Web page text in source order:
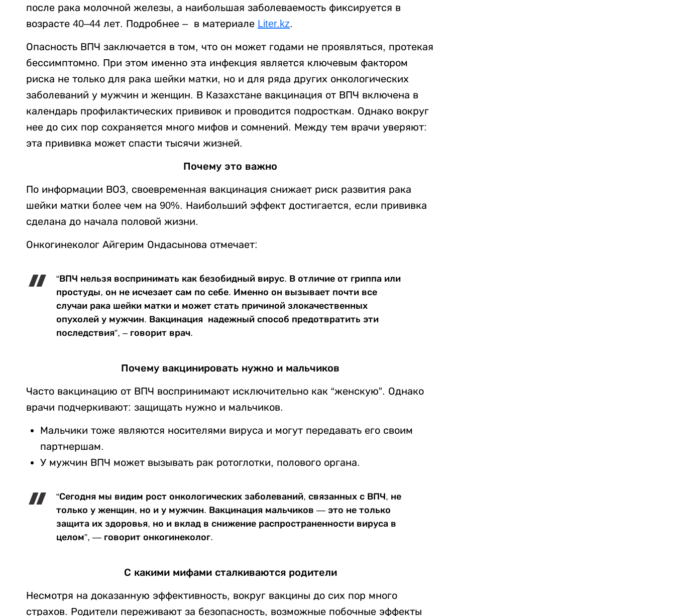
после рака молочной железы, а наибольшая заболеваемость фиксируется в
возрасте 40–44 лет. Подробнее – в материале Liter.kz.
Опасность ВПЧ заключается в том, что он может годами не проявляться, протекая
бессимптомно. При этом именно эта инфекция является ключевым фактором
риска не только для рака шейки матки, но и для ряда других онкологических
заболеваний у мужчин и женщин. В Казахстане вакцинация от ВПЧ включена в
календарь профилактических прививок и проводится подросткам. Однако вокруг
нее до сих пор сохраняется много мифов и сомнений. Между тем врачи уверяют:
эта прививка может спасти тысячи жизней.
Почему это важно
По информации ВОЗ, своевременная вакцинация снижает риск развития рака
шейки матки более чем на 90%. Наибольший эффект достигается, если прививка
сделана до начала половой жизни.
Онкогинеколог Айгерим Ондасынова отмечает:
“ВПЧ нельзя воспринимать как безобидный вирус. В отличие от гриппа или
простуды, он не исчезает сам по себе. Именно он вызывает почти все
случаи рака шейки матки и может стать причиной злокачественных
опухолей у мужчин. Вакцинация надежный способ предотвратить эти
последствия”, – говорит врач.
Почему вакцинировать нужно и мальчиков
Часто вакцинацию от ВПЧ воспринимают исключительно как “женскую”. Однако
врачи подчеркивают: защищать нужно и мальчиков.
Мальчики тоже являются носителями вируса и могут передавать его своим
партнершам.
У мужчин ВПЧ может вызывать рак ротоглотки, полового органа.
“Сегодня мы видим рост онкологических заболеваний, связанных с ВПЧ, не
только у женщин, но и у мужчин. Вакцинация мальчиков — это не только
защита их здоровья, но и вклад в снижение распространенности вируса в
целом”, — говорит онкогинеколог.
С какими мифами сталкиваются родители
Несмотря на доказанную эффективность, вокруг вакцины до сих пор много
страхов. Родители переживают за безопасность, возможные побочные эффекты